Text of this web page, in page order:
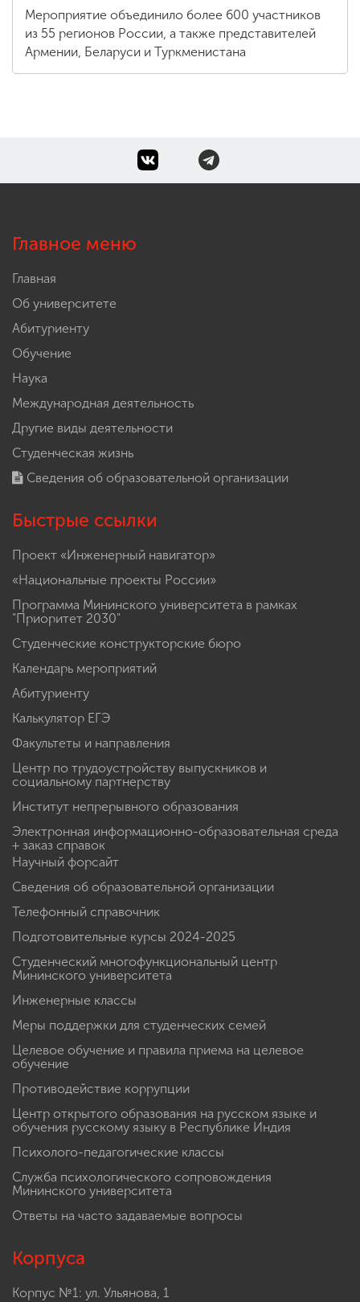
Мероприятие объединило более 600 участников
из 55 регионов России, а также представителей
Армении, Беларуси и Туркменистана
Главное меню
Главная
Об университете
Абитуриенту
Обучение
Наука
Международная деятельность
Другие виды деятельности
Студенческая жизнь
Сведения об образовательной организации
Быстрые ссылки
Проект «Инженерный навигатор»
«Национальные проекты России»
Программа Мининского университета в рамках
"Приоритет 2030"
Студенческие конструкторские бюро
Календарь мероприятий
Абитуриенту
Калькулятор ЕГЭ
Факультеты и направления
Центр по трудоустройству выпускников и
социальному партнерству
Институт непрерывного образования
Электронная информационно-образовательная среда
+ заказ справок
Научный форсайт
Сведения об образовательной организации
Телефонный справочник
Подготовительные курсы 2024-2025
Студенческий многофункциональный центр
Мининского университета
Инженерные классы
Меры поддержки для студенческих семей
Целевое обучение и правила приема на целевое
обучение
Противодействие коррупции
Центр открытого образования на русском языке и
обучения русскому языку в Республике Индия
Психолого-педагогические классы
Служба психологического сопровождения
Мининского университета
Ответы на часто задаваемые вопросы
Корпуса
Корпус №1: ул. Ульянова, 1